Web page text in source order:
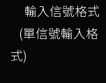
輸入信號格式
(單信號輸入格
式)